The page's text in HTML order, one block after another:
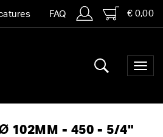
FAQ € 0,00
Ø 102MM - 450 - 5/4"